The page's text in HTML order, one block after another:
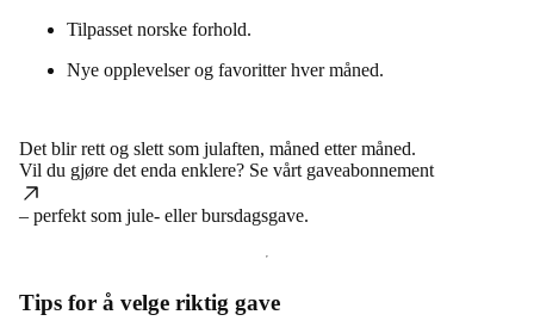
Tilpasset norske forhold.
Nye opplevelser og favoritter hver måned.
Det blir rett og slett som julaften, måned etter måned.
Vil du gjøre det enda enklere? Se vårt gaveabonnement
– perfekt som jule- eller bursdagsgave.
Tips for å velge riktig gave